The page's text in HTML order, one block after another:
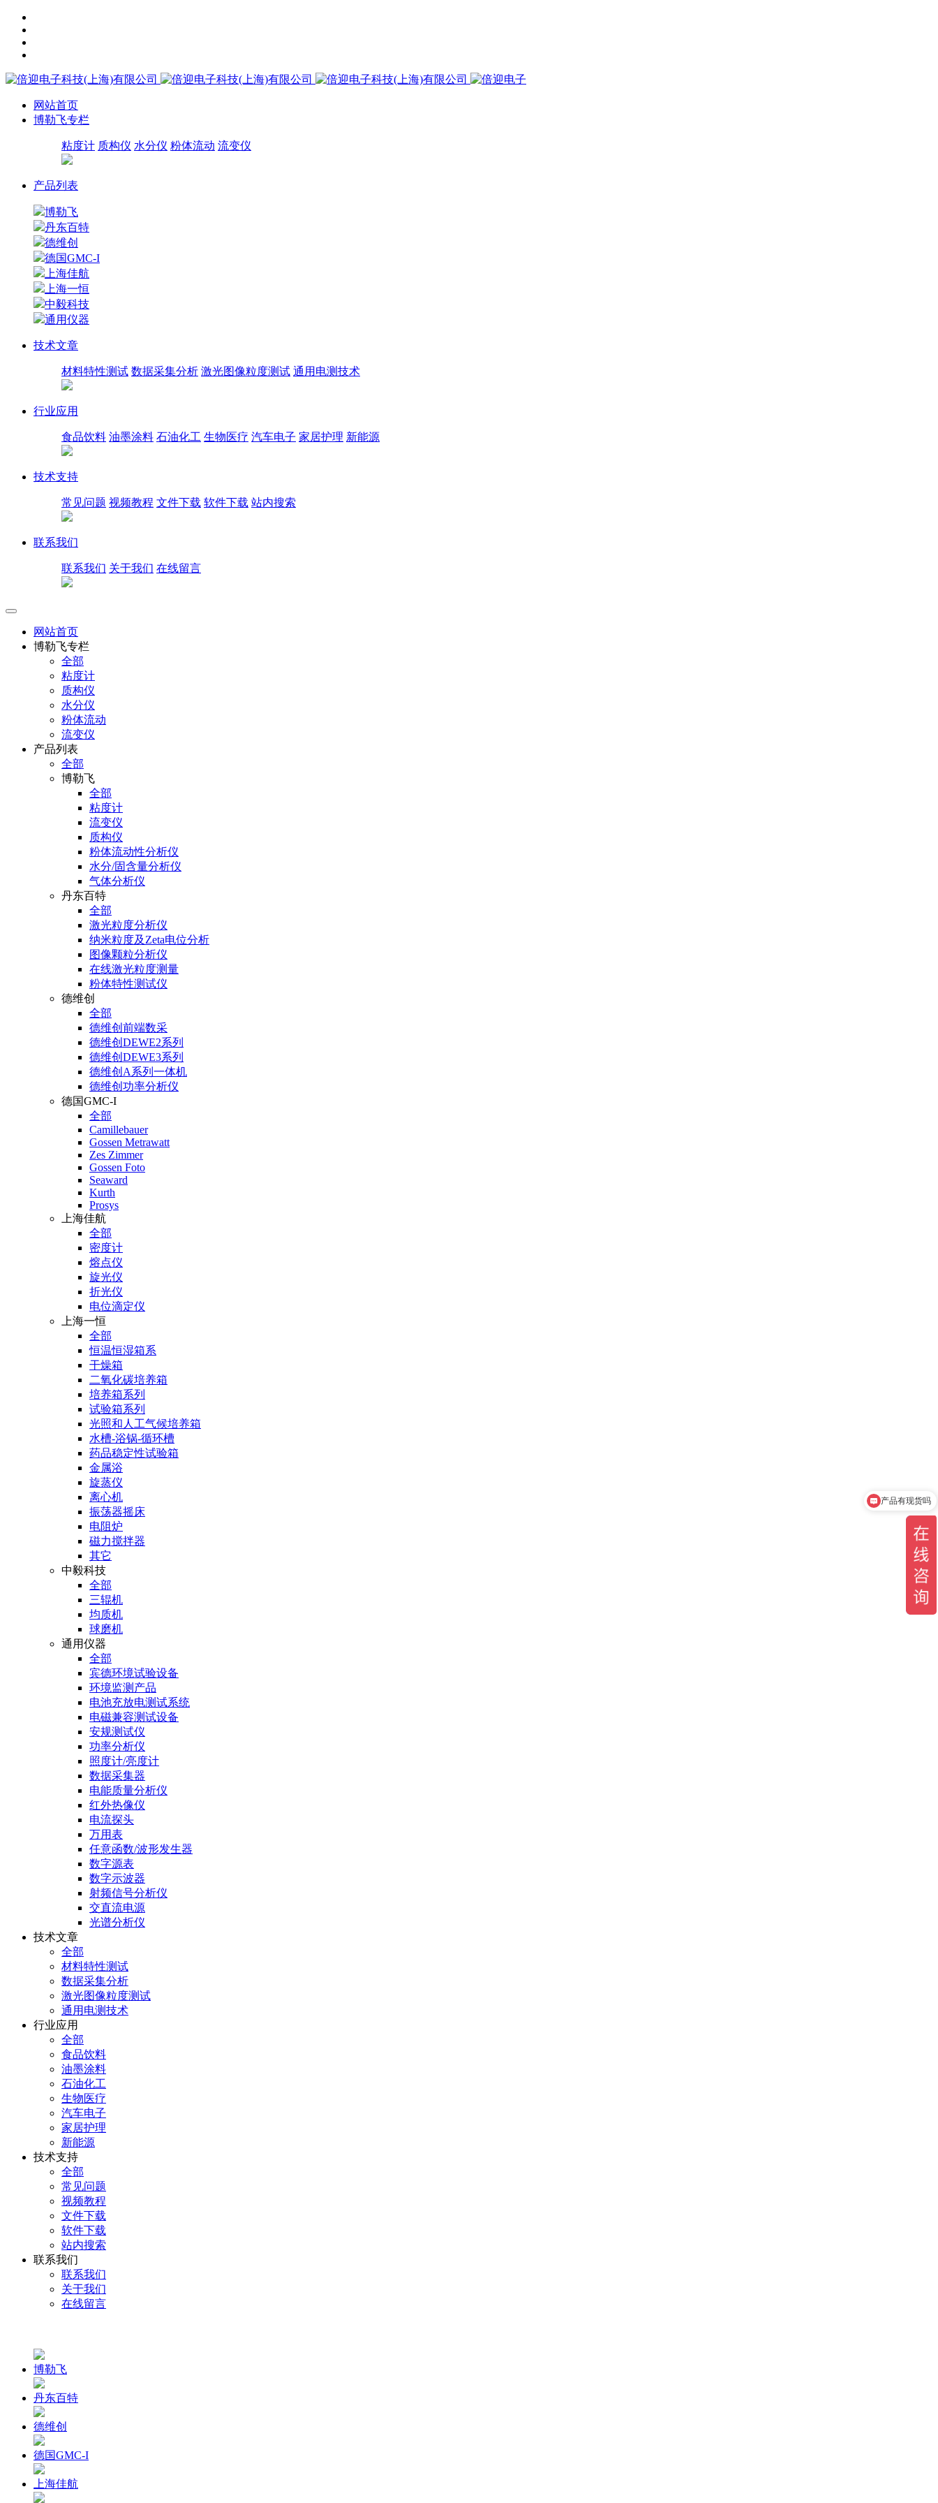
网站首页
博勒飞专栏
粘度计 质构仪 水分仪 粉体流动 流变仪
产品列表
博勒飞
丹东百特
德维创
德国GMC-I
上海佳航
上海一恒
中毅科技
通用仪器
技术文章
材料特性测试 数据采集分析 激光图像粒度测试 通用电测技术
行业应用
食品饮料 油墨涂料 石油化工 生物医疗 汽车电子 家居护理 新能源
技术支持
常见问题 视频教程 文件下载 软件下载 站内搜索
联系我们
联系我们 关于我们 在线留言
网站首页
博勒飞专栏
全部
粘度计
质构仪
水分仪
粉体流动
流变仪
产品列表
全部
博勒飞
全部
粘度计
流变仪
质构仪
粉体流动性分析仪
水分/固含量分析仪
气体分析仪
丹东百特
全部
激光粒度分析仪
纳米粒度及Zeta电位分析
图像颗粒分析仪
在线激光粒度测量
粉体特性测试仪
德维创
全部
德维创前端数采
德维创DEWE2系列
德维创DEWE3系列
德维创A系列一体机
德维创功率分析仪
德国GMC-I
全部
Camillebauer
Gossen Metrawatt
Zes Zimmer
Gossen Foto
Seaward
Kurth
Prosys
上海佳航
全部
密度计
熔点仪
旋光仪
折光仪
电位滴定仪
上海一恒
全部
恒温恒湿箱系
干燥箱
二氧化碳培养箱
培养箱系列
试验箱系列
光照和人工气候培养箱
水槽-浴锅-循环槽
药品稳定性试验箱
金属浴
旋蒸仪
离心机
振荡器摇床
电阻炉
磁力搅拌器
其它
中毅科技
全部
三辊机
均质机
球磨机
通用仪器
全部
宾德环境试验设备
环境监测产品
电池充放电测试系统
电磁兼容测试设备
安规测试仪
功率分析仪
照度计/亮度计
数据采集器
电能质量分析仪
红外热像仪
电流探头
万用表
任意函数/波形发生器
数字源表
数字示波器
射频信号分析仪
交直流电源
光谱分析仪
技术文章
全部
材料特性测试
数据采集分析
激光图像粒度测试
通用电测技术
行业应用
全部
食品饮料
油墨涂料
石油化工
生物医疗
汽车电子
家居护理
新能源
技术支持
全部
常见问题
视频教程
文件下载
软件下载
站内搜索
联系我们
联系我们
关于我们
在线留言
博勒飞
丹东百特
德维创
德国GMC-I
上海佳航
产品有现货吗